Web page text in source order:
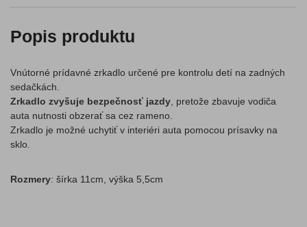
Popis produktu
Vnútorné prídavné zrkadlo určené pre kontrolu detí na zadných
sedačkách.
Zrkadlo zvyšuje bezpečnosť jazdy , pretože zbavuje vodiča
auta nutnosti obzerať sa cez rameno.
Zrkadlo je možné uchytiť v interiéri auta pomocou prísavky na
sklo.
Rozmery: šírka 11cm, výška 5,5cm